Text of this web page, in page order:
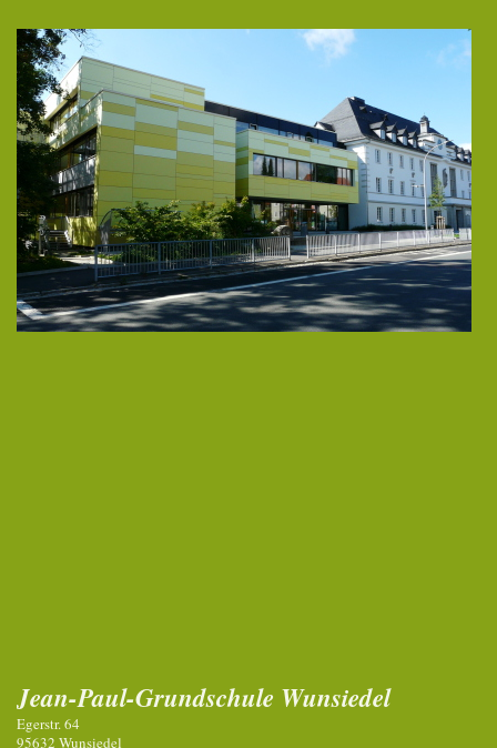
Jean-Paul-Grundschule Wunsiedel
Egerstr. 64
95632 Wunsiedel